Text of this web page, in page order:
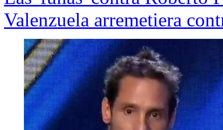
Valenzuela arremetiera